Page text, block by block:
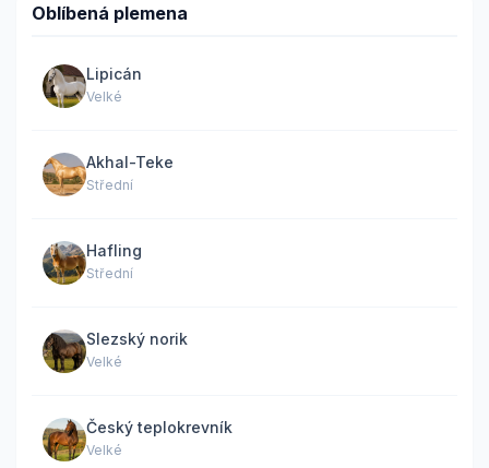
Oblíbená plemena
Lipicán
Velké
Akhal-Teke
Střední
Hafling
Střední
Slezský norik
Velké
Český teplokrevník
Velké